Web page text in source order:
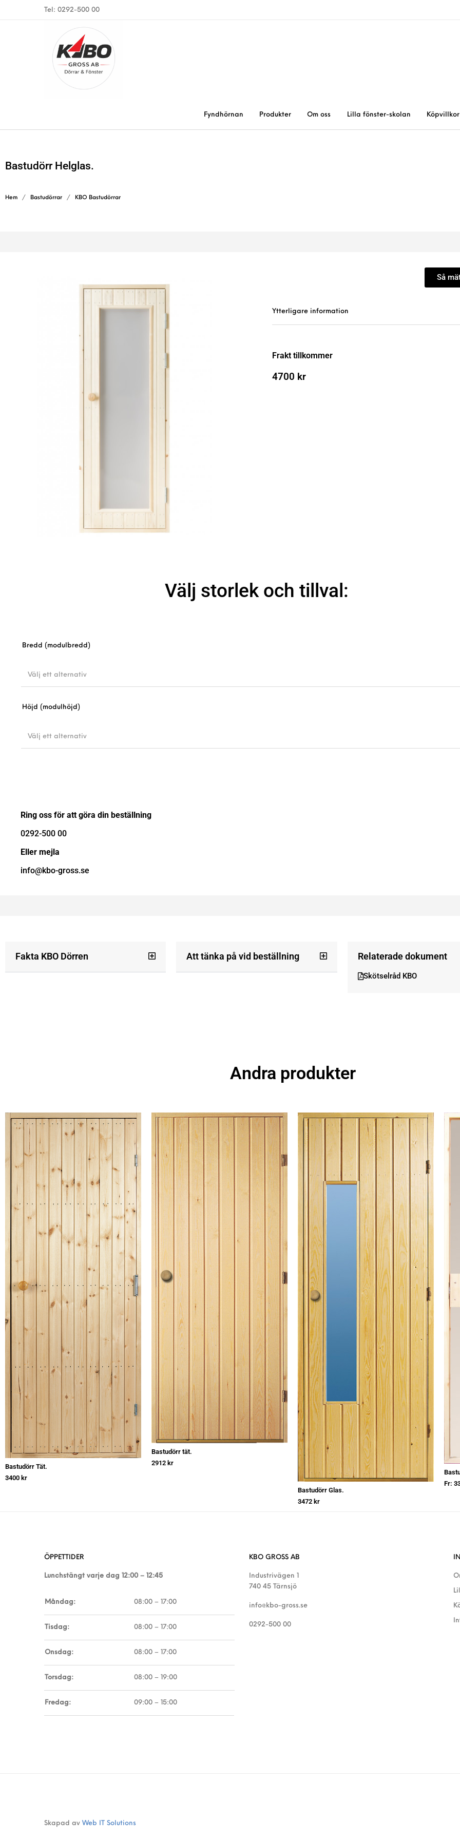
Tel: 0292-500 00
Fyndhörnan Produkter Om oss Lilla fönster-skolan Köpvillkor
Bastudörr Helglas.
Hem / Bastudörrar / KBO Bastudörrar
Så
Ytterligare information
Frakt tillkommer
4700 kr
Välj storlek och tillval:
Bredd (modulbredd)
Välj ett alternativ
Höjd (modulhöjd)
Välj ett alternativ
Ring oss för att göra din beställning
0292-500 00
Eller mejla
info@kbo-gross.se
Fakta KBO Dörren Att tänka på vid beställning Relaterade dokument
Skötselråd KBO
Andra produkter
Bastudörr Tät.
3400 kr
Bastudörr tät.
2912 kr
Bastudörr Glas.
3472 kr
Fr:
ÖPPETTIDER
Lunchstängt varje dag 12:00 – 12:45
Måndag: 08:00 – 17:00
Tisdag: 08:00 – 17:00
Onsdag: 08:00 – 17:00
Torsdag: 08:00 – 19:00
Fredag: 09:00 – 15:00
KBO GROSS AB
Industrivägen 1
740 45 Tärnsjö
info@kbo-gross.se
0292-500 00
Skapad av Web IT Solutions